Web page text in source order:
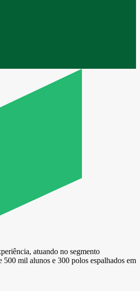
atuando no segmento
500 mil alunos e 300 polos espalhados em